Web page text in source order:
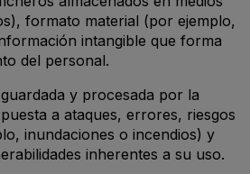
formato material (por ejemplo,
intangible que forma
del personal.
y procesada por la
a ataques, errores, riesgos
inundaciones o incendios) y
inherentes a su uso.